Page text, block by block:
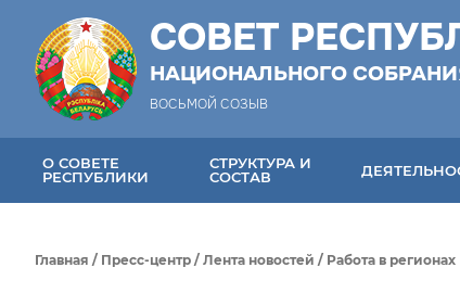
СОВЕТ
НАЦИОНАЛЬНОГО
ВОСЬМОЙ СОЗЫВ
О СОВЕТЕ
РЕСПУБЛИКИ
СТРУКТУРА И
СОСТАВ
Главная / Пресс-центр / Лента новостей / Работа в регионах